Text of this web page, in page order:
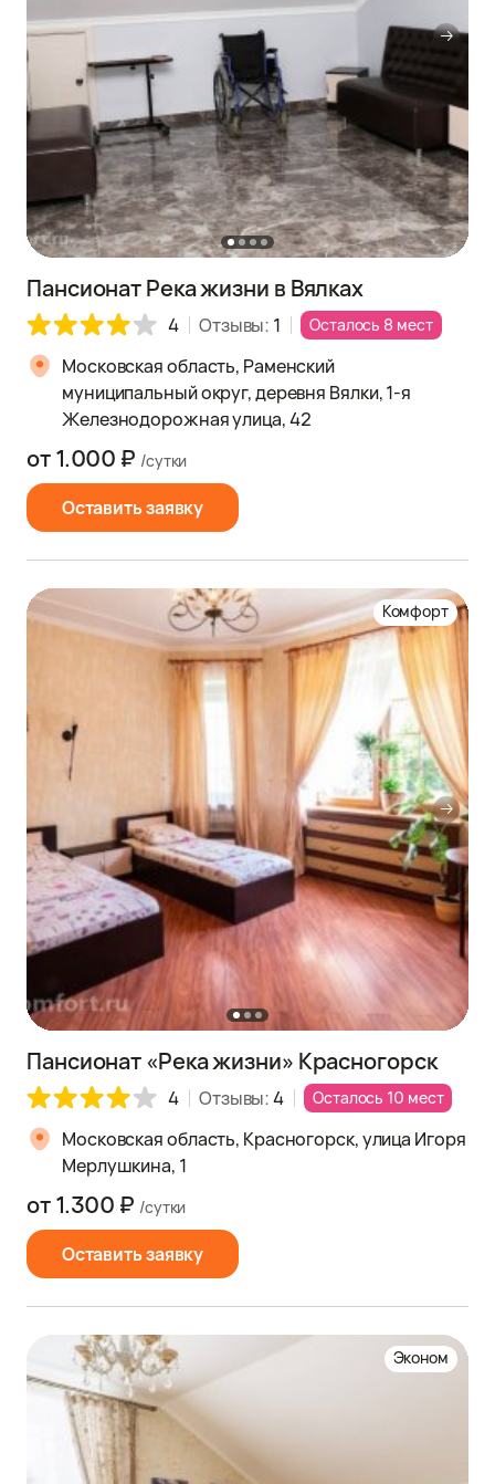
Пансионат Река жизни в Вялках
4 Отзывы: 1 Осталось 8 мест
Московская область, Раменский
муниципальный округ, деревня Вялки, 1-я
Железнодорожная улица, 42
Оставить заявку
от 1.000 ₽ /сутки
Комфорт
Пансионат «Река жизни» Красногорск
4 Отзывы:4 Осталось 10 мест
Московская область, Красногорск, улица Игоря
Мерлушкина, 1
Оставить заявку
от 1.300 ₽ /сутки
Эконом